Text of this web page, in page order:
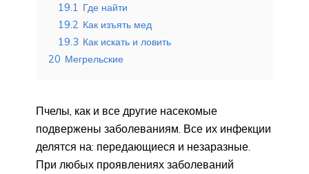
19.1 Где найти
19.2 Как изъять мед
19.3 Как искать и ловить
20 Мегрельские
Пчелы, как и все другие насекомые
подвержены заболеваниям. Все их инфекции
делятся на: передающиеся и незаразные.
При любых проявлениях заболеваний